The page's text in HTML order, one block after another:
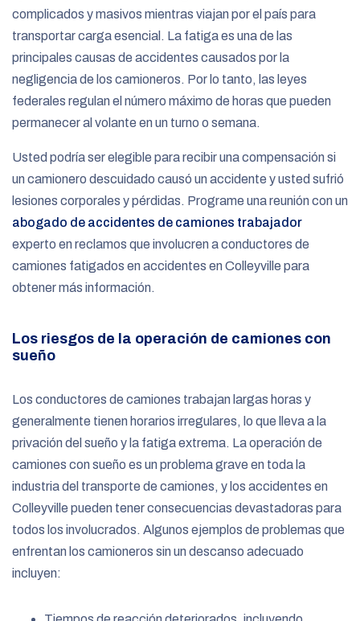
complicados y masivos mientras viajan por el país para
transportar carga esencial. La fatiga es una de las
principales causas de accidentes causados por la
negligencia de los camioneros. Por lo tanto, las leyes
federales regulan el número máximo de horas que pueden
permanecer al volante en un turno o semana.
Usted podría ser elegible para recibir una compensación si
un camionero descuidado causó un accidente y usted sufrió
lesiones corporales y pérdidas. Programe una reunión con un
abogado de accidentes de camiones trabajador
experto en reclamos que involucren a conductores de
camiones fatigados en accidentes en Colleyville para
obtener más información.
Los riesgos de la operación de camiones con
sueño
Los conductores de camiones trabajan largas horas y
generalmente tienen horarios irregulares, lo que lleva a la
privación del sueño y la fatiga extrema. La operación de
camiones con sueño es un problema grave en toda la
industria del transporte de camiones, y los accidentes en
Colleyville pueden tener consecuencias devastadoras para
todos los involucrados. Algunos ejemplos de problemas que
enfrentan los camioneros sin un descanso adecuado
incluyen: